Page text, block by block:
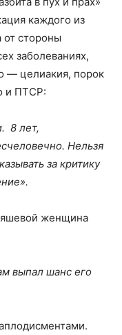
каждого из
стороны
заболеваниях,
— целиакия, порок
и ПТСР:
8 лет,
Нельзя
за критику
женщина
выпал шанс его